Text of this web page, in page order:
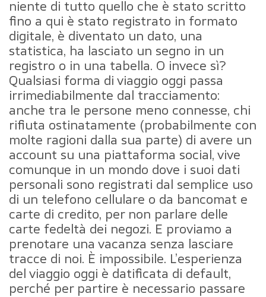
niente di tutto quello che è stato scritto
fino a qui è stato registrato in formato
digitale, è diventato un dato, una
statistica, ha lasciato un segno in un
registro o in una tabella. O invece sì?
Qualsiasi forma di viaggio oggi passa
irrimediabilmente dal tracciamento:
anche tra le persone meno connesse, chi
rifiuta ostinatamente (probabilmente con
molte ragioni dalla sua parte) di avere un
account su una piattaforma social, vive
comunque in un mondo dove i suoi dati
personali sono registrati dal semplice uso
di un telefono cellulare o da bancomat e
carte di credito, per non parlare delle
carte fedeltà dei negozi. E proviamo a
prenotare una vacanza senza lasciare
tracce di noi. È impossibile. L’esperienza
del viaggio oggi è datificata di default,
perché per partire è necessario passare